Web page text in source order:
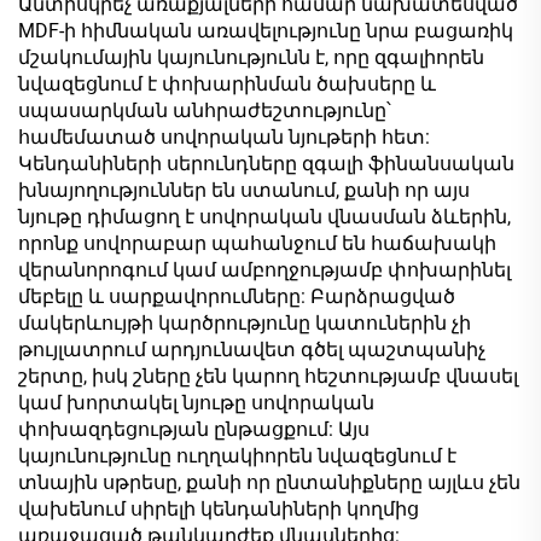
մելամինային վեներ
սանդղաձև
մետաղական
կառուցվածքի համար
մատե մակերես
սանդղակային մասերի
համար
MDF-ի հիմնական առավելությունը նրա բացառիկ
մշակումային կայունությունն է, որը զգալիորեն
նվազեցնում է փոխարինման ծախսերը և
սպասարկման անհրաժեշտությունը՝
համեմատած սովորական նյութերի հետ:
Կենդանիների սերունդները զգալի ֆինանսական
խնայողություններ են ստանում, քանի որ այս
նյութը դիմացող է սովորական վնասման ձևերին,
որոնք սովորաբար պահանջում են հաճախակի
վերանորոգում կամ ամբողջությամբ փոխարինել
մեբելը և սարքավորումները: Բարձրացված
մակերևույթի կարծրությունը կատուներին չի
թույլատրում արդյունավետ գծել պաշտպանիչ
շերտը, իսկ շները չեն կարող հեշտությամբ վնասել
կամ խորտակել նյութը սովորական
փոխազդեցության ընթացքում: Այս
կայունությունը ուղղակիորեն նվազեցնում է
տնային սթրեսը, քանի որ ընտանիքները այլևս չեն
վախենում սիրելի կենդանիների կողմից
առաջացած թանկարժեք վնասներից: